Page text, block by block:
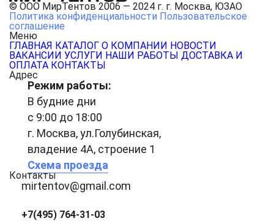
© ООО МирТентов 2006 — 2024 г. г. Москва, ЮЗАО
Политика конфиденциальности Пользовательское
соглашение
Меню
ГЛАВНАЯ КАТАЛОГ О КОМПАНИИ НОВОСТИ
ВАКАНСИИ УСЛУГИ НАШИ РАБОТЫ ДОСТАВКА И
ОПЛАТА КОНТАКТЫ
Адрес
Режим работы:
В будние дни
с 9:00 до 18:00
г. Москва, ул.Голубинская,
владение 4А, строение 1
Схема проезда
Контакты
mirtentov@gmail.com
+7(495) 764-31-03